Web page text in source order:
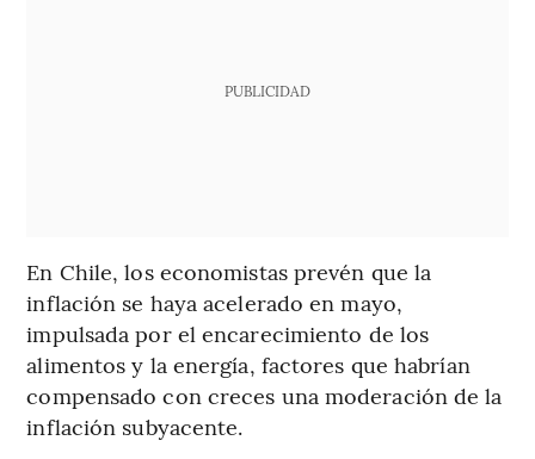
PUBLICIDAD
En Chile, los economistas prevén que la
inflación se haya acelerado en mayo,
impulsada por el encarecimiento de los
alimentos y la energía, factores que habrían
compensado con creces una moderación de la
inflación subyacente.